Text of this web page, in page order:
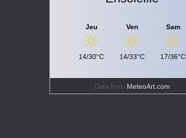
Jeu
14/30°C
Ven
14/33°C
Sam
17/36°C
Data from MeteoArt.com